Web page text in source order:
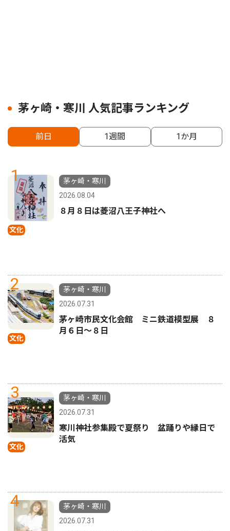
茅ヶ崎・寒川 人気記事ランキング
前日 1週間 1か月
1
文化
茅ヶ崎・寒川
2026.08.04
８月８日は菱沼八王子神社へ
2
文化
茅ヶ崎・寒川
2026.07.31
茅ヶ崎市民文化会館 ミニ鉄道模型展 ８
月６日〜８日
3
文化
茅ヶ崎・寒川
2026.07.31
寒川神社参集殿で夏祭り 盆踊りや縁日で
活気
4
茅ヶ崎・寒川
2026.07.31